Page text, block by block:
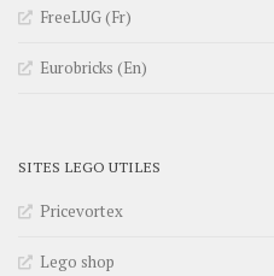
FreeLUG (Fr)
Eurobricks (En)
SITES LEGO UTILES
Pricevortex
Lego shop